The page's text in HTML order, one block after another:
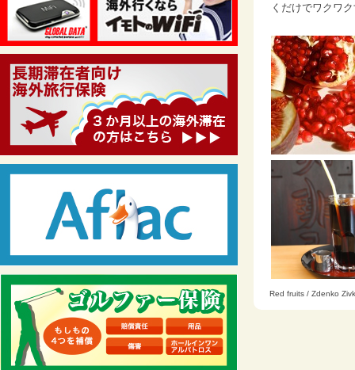
くだけでワクワ
Red fruits / Zdenko